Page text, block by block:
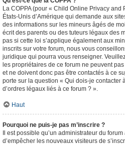
La COPPA (pour « Child Online Privacy and
États-Unis d’Amérique qui demande aux
des informations sur les mineurs âgés de
écrit des parents ou des tuteurs légaux des
pas si cette loi s’applique également aux
inscrits sur votre forum, nous vous
juridique qui pourra vous renseigner.
les propriétaires de ce forum ne peuvent
et ne doivent donc pas être contactés à ce
porte sur la question « Qui dois-je contacter
d’ordres légaux liés à ce forum ? ».
Haut
Pourquoi ne puis-je pas m’inscrire ?
Il est possible qu’un administrateur du
d’empêcher les nouveaux visiteurs de